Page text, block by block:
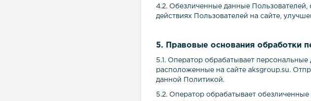
4.2. Обезличенные данные
действиях Пользователей на сайте,
5. Правовые основания обработки
5.1. Оператор обрабатывает
расположенные на сайте aksgroup.su.
данной Политикой.
5.2. Оператор обрабатывает